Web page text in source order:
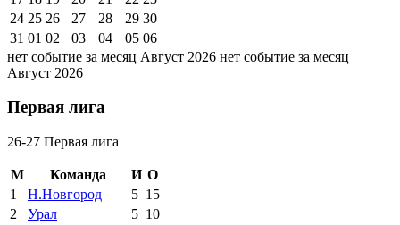
24 25 26 27 28 29 30
31 01 02 03 04 05 06
нет событие за месяц Август 2026 нет событие за месяц
Август 2026
Первая лига
26-27 Первая лига
М Команда И О
1
Н.Новгород 5 15
2
Урал 5 10